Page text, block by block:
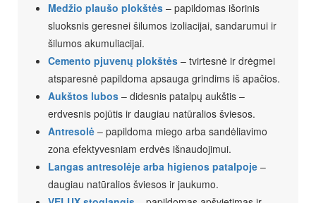
Medžio plaušo plokštės – papildomas išorinis
sluoksnis geresnei šilumos izoliacijai, sandarumui ir
šilumos akumuliacijai.
Cemento pjuvenų plokštės – tvirtesnė ir drėgmei
atsparesnė papildoma apsauga grindims iš apačios.
Aukštos lubos – didesnis patalpų aukštis –
erdvesnis pojūtis ir daugiau natūralios šviesos.
Antresolė – papildoma miego arba sandėliavimo
zona efektyvesniam erdvės išnaudojimui.
Langas antresolėje arba higienos patalpoje –
daugiau natūralios šviesos ir jaukumo.